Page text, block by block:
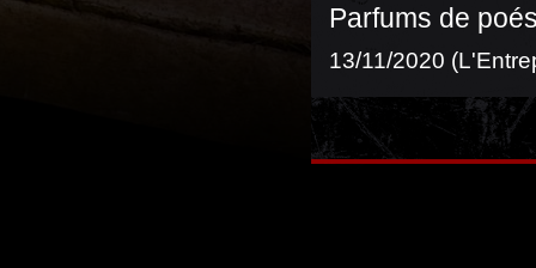
Parfums de
13/11/2020